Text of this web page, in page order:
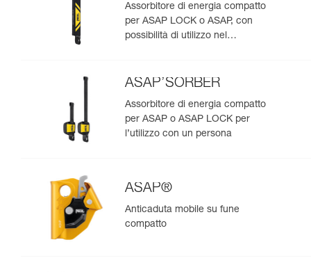
Assorbitore di energia compatto
per ASAP LOCK o ASAP, con
possibilità di utilizzo nel
ASAP’SORBER
Assorbitore di energia compatto
per ASAP o ASAP LOCK per
l’utilizzo con un persona
ASAP®
Anticaduta mobile su fune
compatto